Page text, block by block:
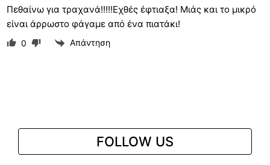
Πεθαίνω για τραχανά!!!!!Εχθές έφτιαξα! Μιάς και το μικρό
είναι άρρωστο φάγαμε από ένα πιατάκι!
0 Απάντηση
FOLLOW US